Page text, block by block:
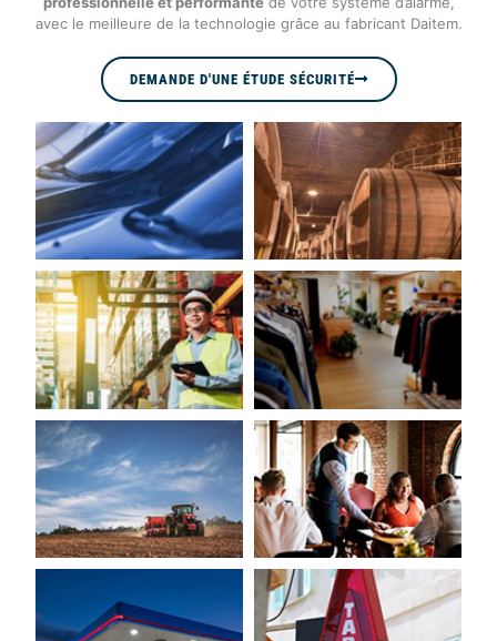
avec le meilleure de la technologie grâce au fabricant Daitem.
DEMANDE D'UNE ÉTUDE SÉCURITÉ